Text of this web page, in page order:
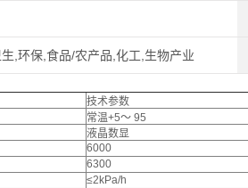
生,环保,食品/农产品,化工,生物产业
技术参数
常温+5～ 95
液晶数显
6000
6300
≤2kPa/h